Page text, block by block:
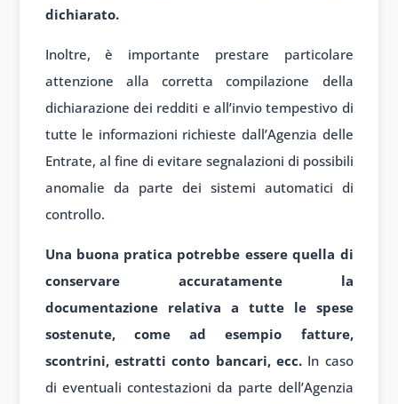
dichiarato.
Inoltre, è importante prestare particolare
attenzione alla corretta compilazione della
dichiarazione dei redditi e all’invio tempestivo di
tutte le informazioni richieste dall’Agenzia delle
Entrate, al fine di evitare segnalazioni di possibili
anomalie da parte dei sistemi automatici di
controllo.
Una buona pratica potrebbe essere quella di
conservare accuratamente la
documentazione relativa a tutte le spese
sostenute, come ad esempio fatture,
scontrini, estratti conto bancari, ecc.In caso
di eventuali contestazioni da parte dell’Agenzia